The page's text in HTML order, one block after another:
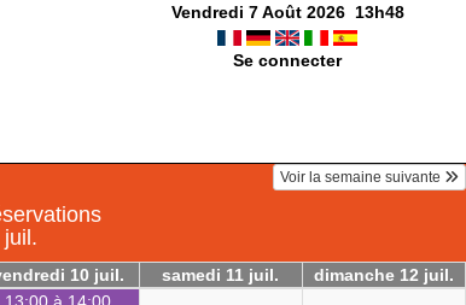
Vendredi 7 Août 2026 13h48
Se connecter
Voir la semaine suivante
10 juil. samedi 11 juil. dimanche 12 juil.